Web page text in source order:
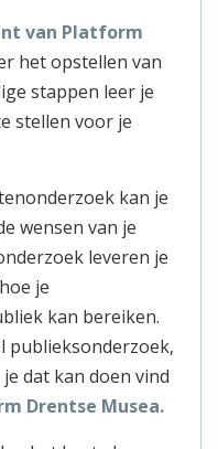
van Platform
het opstellen van
stappen leer je
stellen voor je
kan je
wensen van je
leveren je
je
kan bereiken.
publieksonderzoek,
dat kan doen vind
Drentse Musea.